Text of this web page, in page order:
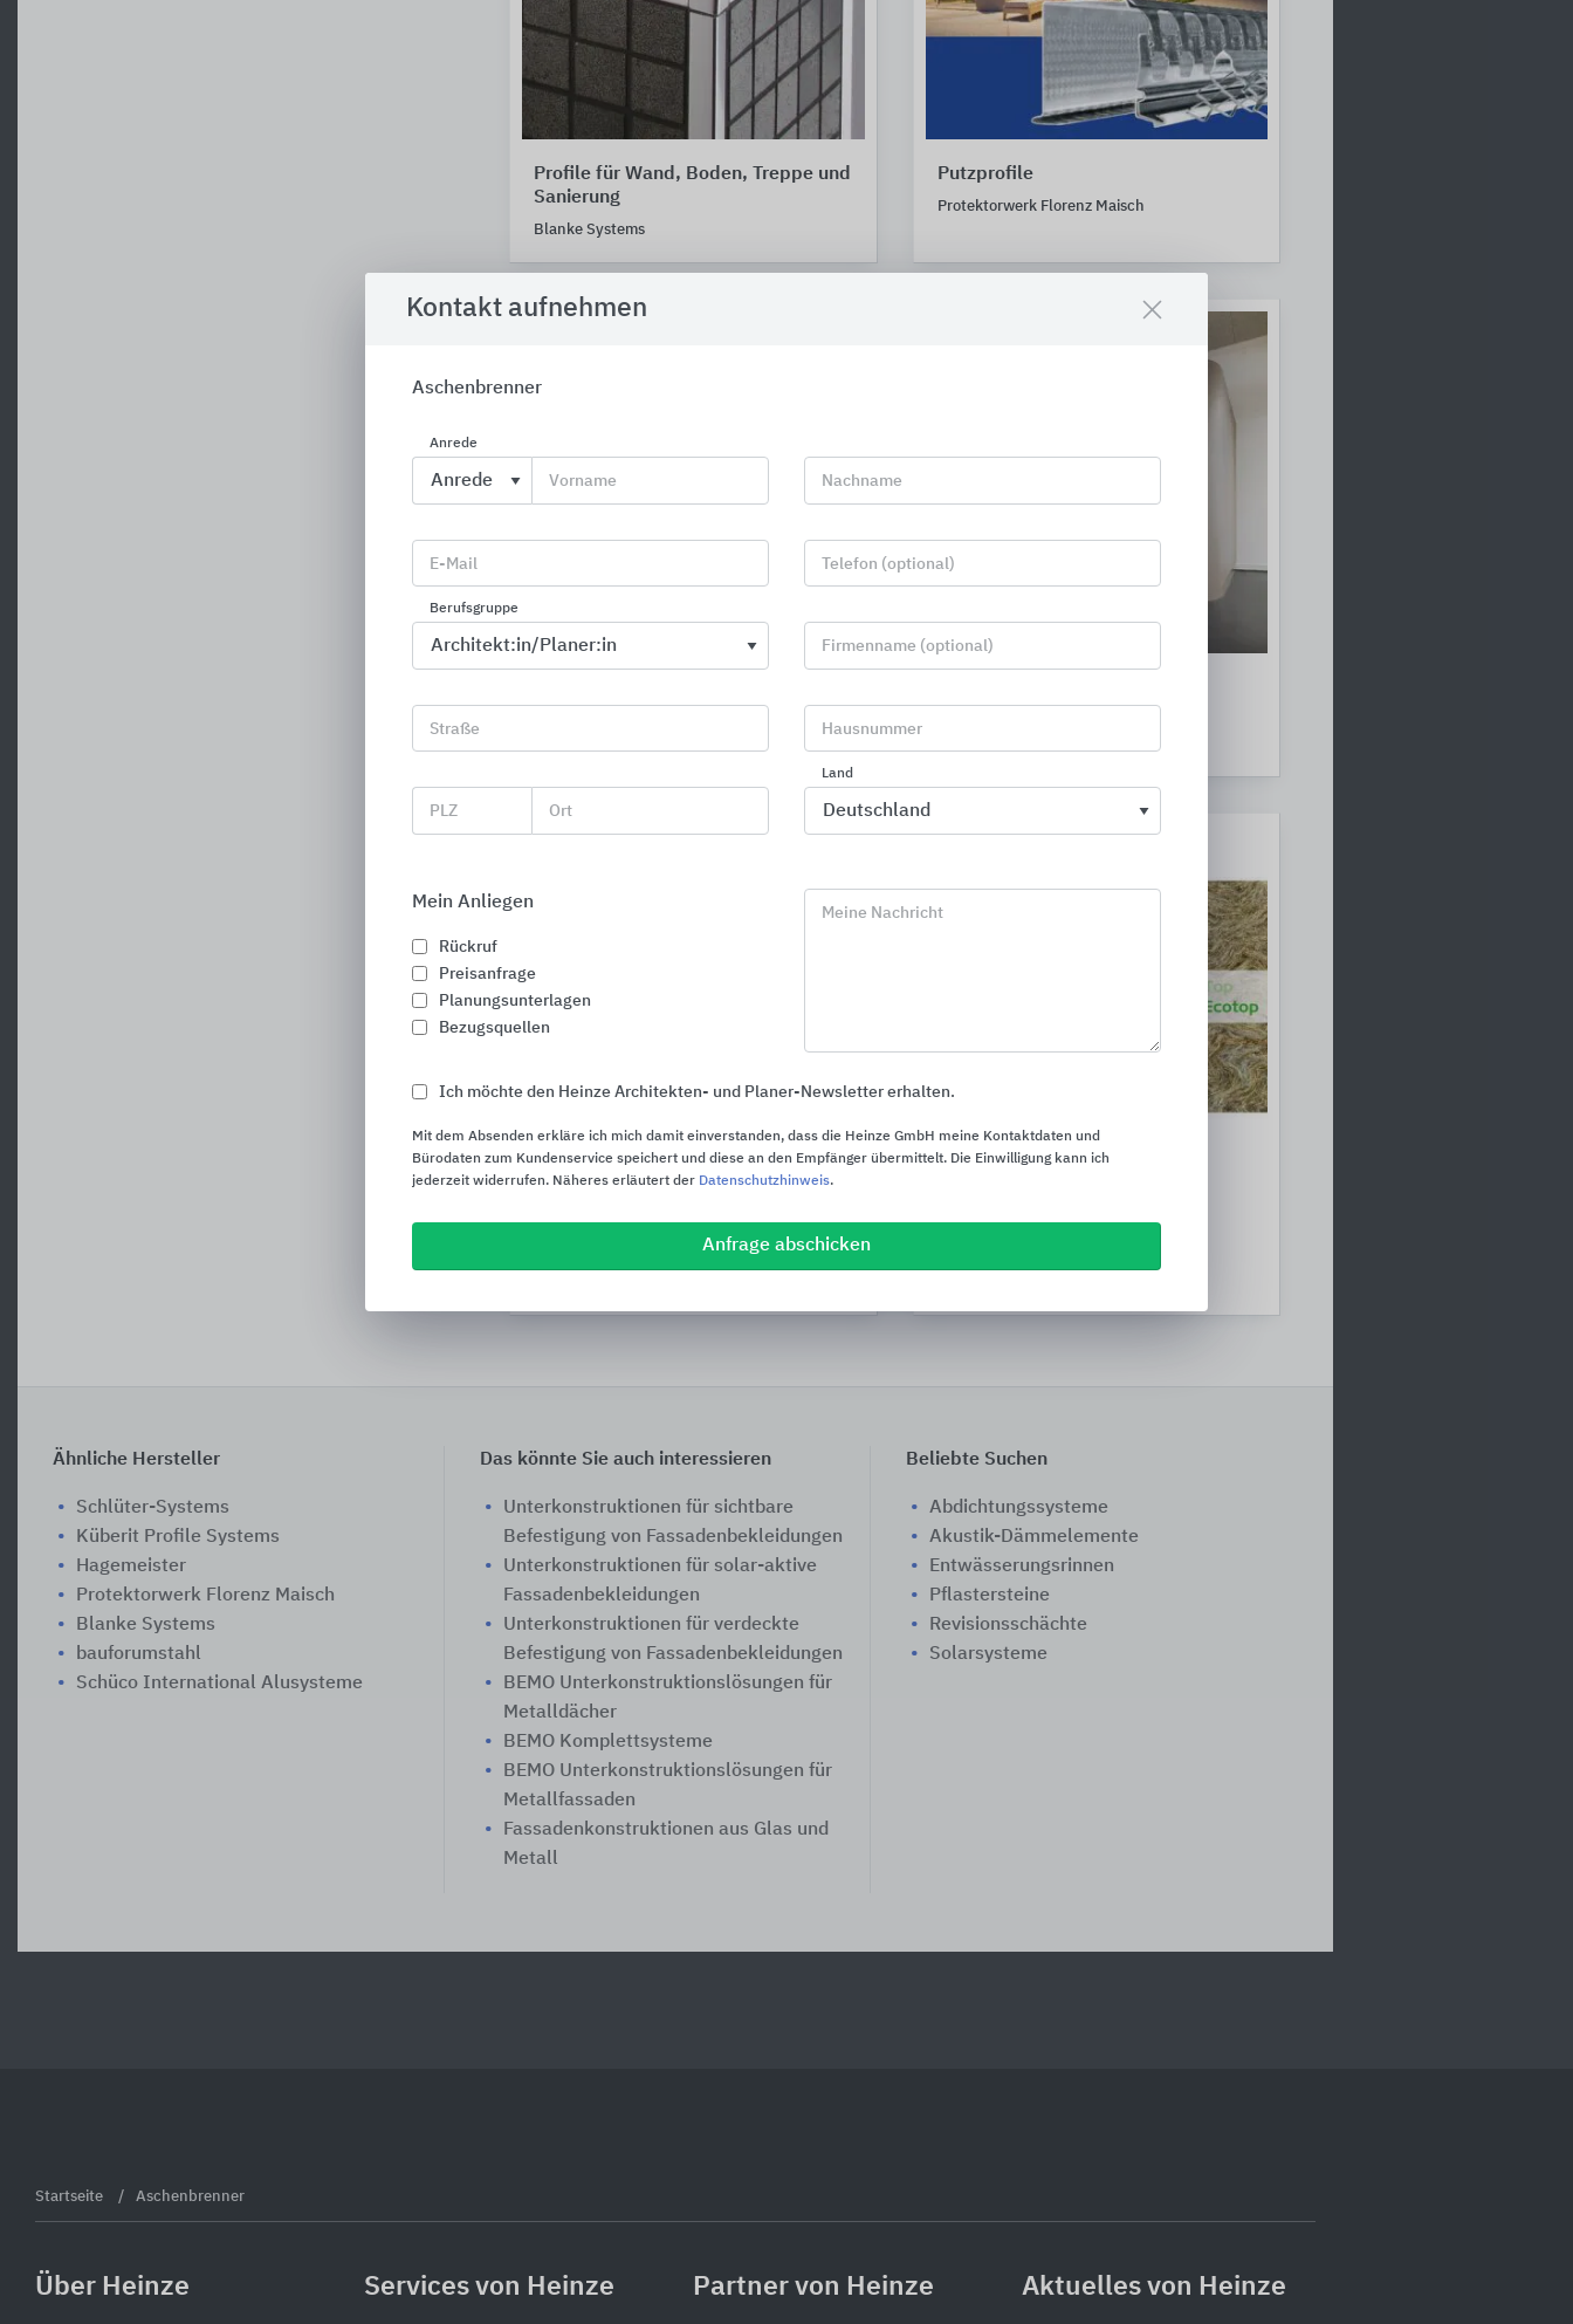
Profile für Wand, Boden, Treppe und
Sanierung
Blanke Systems
Putzprofile
Protektorwerk Florenz Maisch
Terrassenanwendungen
Klinker
(WDVS) für die Fassade, Keller,
Ähnliche Hersteller
Schlüter-Systems
Küberit Profile Systems
Hagemeister
Protektorwerk Florenz Maisch
Blanke Systems
bauforumstahl
Schüco International Alusysteme
Das könnte Sie auch interessieren
Unterkonstruktionen für sichtbare
Befestigung von Fassadenbekleidungen
Unterkonstruktionen für solar-aktive
Fassadenbekleidungen
Unterkonstruktionen für verdeckte
Befestigung von Fassadenbekleidungen
BEMO Unterkonstruktionslösungen für
Metalldächer
BEMO Komplettsysteme
BEMO Unterkonstruktionslösungen für
Metallfassaden
Fassadenkonstruktionen aus Glas und
Metall
Beliebte Suchen
Abdichtungssysteme
Akustik-Dämmelemente
Entwässerungsrinnen
Pflastersteine
Revisionsschächte
Solarsysteme
Kontakt aufnehmen
Aschenbrenner
Anrede
Vorname Nachname
E-Mail Telefon (optional)
Berufsgruppe
Firmenname (optional)
Straße Hausnummer
PLZ Ort
Land
Mein Anliegen
Rückruf
Preisanfrage
Planungsunterlagen
Bezugsquellen
Meine Nachricht
Ich möchte den Heinze Architekten- und Planer-Newsletter erhalten.
Mit dem Absenden erkläre ich mich damit einverstanden, dass die Heinze GmbH meine Kontaktdaten und
Bürodaten zum Kundenservice speichert und diese an den Empfänger übermittelt. Die Einwilligung kann ich
jederzeit widerrufen. Näheres erläutert der Datenschutzhinweis.
Anfrage abschicken
Startseite Aschenbrenner
Über Heinze Services von Heinze Partner von Heinze Aktuelles von Heinze